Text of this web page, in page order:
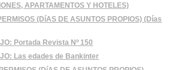
APARTAMENTOS Y HOTELES)
(DíAS DE ASUNTOS PROPIOS) (Días
Portada Revista Nº 150
Las edades de Bankinter